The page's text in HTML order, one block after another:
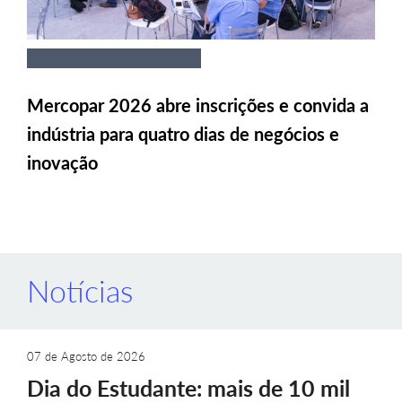
Mercopar 2026 abre inscrições e convida a
indústria para quatro dias de negócios e
inovação
Notícias
07 de Agosto de 2026
Dia do Estudante: mais de 10 mil